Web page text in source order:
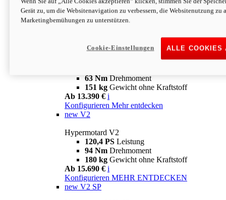
63 NmDrehmoment
151 kgGewicht ohne Kraftstoff
Ab 13.890 € i
63 Nm Drehmoment
151 kg Gewicht ohne Kraftstoff
Ab 13.390 € i
Konfigurieren Mehr entdecken
new V2
Hypermotard V2
120,4 PS Leistung
94 Nm Drehmoment
180 kg Gewicht ohne Kraftstoff
Ab 15.690 € i
Konfigurieren MEHR ENTDECKEN
new V2 SP
Gerät zu, um die Websitenavigation zu verbessern, die Websitenutzung zu
Marketingbemühungen zu unterstützen.
ALLE COOKIES
Cookie-Einstellungen